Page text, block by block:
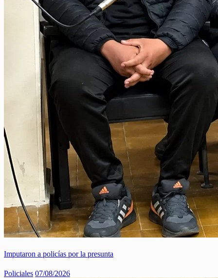
Imputaron a policías por la presunta
Policiales 07/08/2026